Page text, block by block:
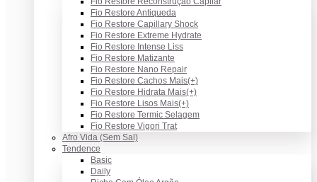
Fio Restore Antiqueda
Fio Restore Capillary Shock
Fio Restore Extreme Hydrate
Fio Restore Intense Liss
Fio Restore Matizante
Fio Restore Nano Repair
Fio Restore Cachos Mais(+)
Fio Restore Hidrata Mais(+)
Fio Restore Lisos Mais(+)
Fio Restore Termic Selagem
Fio Restore Vigori Trat
Afro Vida (Sem Sal)
Tendence
Basic
Daily